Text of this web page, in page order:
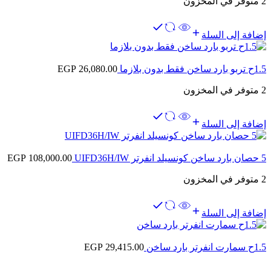
إضافة إلى السلة
1.5ح تربو بارد ساخن فقط بدون بلازما EGP 26,080.00
2 متوفر في المخزون
إضافة إلى السلة
5 حصان بارد ساخن كونسيلد انفرتر UIFD36H/IW EGP 108,000.00
2 متوفر في المخزون
إضافة إلى السلة
1.5ح سمارت انفرتر بارد ساخن EGP 29,415.00